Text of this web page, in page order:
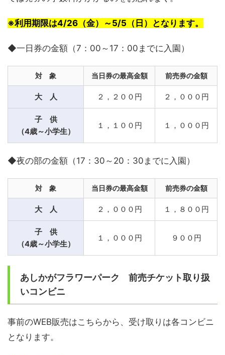
※利用期限は4/26（金）～5/5（日）となります。
◆一日券の金額（7：00～17：00までに入園）
対 象 当日券の最高金額 前売券の金額
大 人 ２，２００円 ２，０００円
子 供
（4歳～小学生）
１，１００円 １，０００円
◆夜の部の金額（17：30～20：30までに入園）
対 象 当日券の最高金額 前売券の金額
大 人 ２，０００円 １，８００円
子 供
（4歳～小学生）
１，０００円 ９００円
あしかがフラワーパーク 前売チケット取り扱
いコンビニ
事前のWEB販売はこちらから、受け取りは各コンビニ
となります。